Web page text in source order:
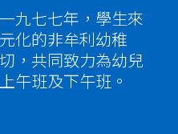
九七七年，學生來
化的非牟利幼稚
，共同致力為幼兒
午班及下午班。